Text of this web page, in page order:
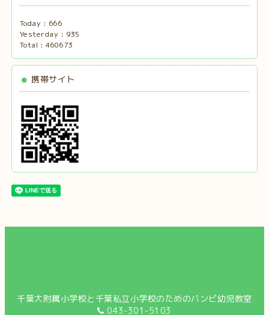
Today : 666
Yesterday : 935
Total : 460673
携帯サイト
千葉大附属小学校と千葉私立小学校のためのバンビ幼児教室
043-301-5103